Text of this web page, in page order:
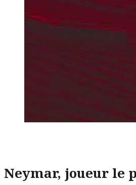
Neymar, joueur le